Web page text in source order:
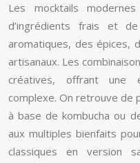
Les mocktails
d’ingrédients frais et
aromatiques, des épices,
artisanaux. Les
créatives, offrant une
complexe. On retrouve de
à base de kombucha ou
aux multiples bienfaits
classiques en version